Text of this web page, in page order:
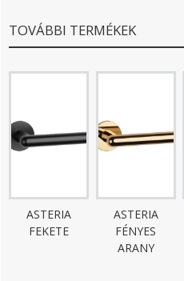
TOVÁBBI TERMÉKEK
ASTERIA
FEKETE
ASTERIA
FÉNYES
ARANY